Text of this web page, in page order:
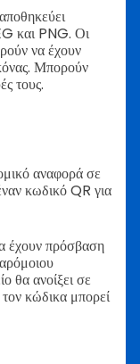
και PNG. Οι
να έχουν
Μπορούν
τους.
αναφορά σε
κωδικό QR για
έχουν πρόσβαση
θα ανοίξει σε
κώδικα μπορεί